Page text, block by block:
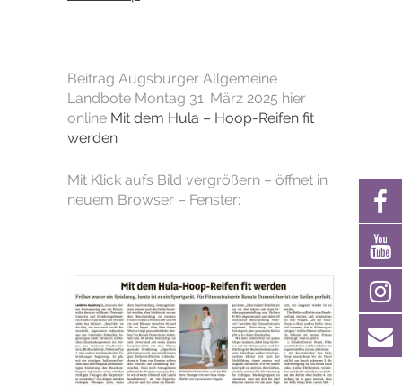
Beitrag Augsburger Allgemeine
Landbote Montag 31. März 2025 hier
online Mit dem Hula – Hoop-Reifen fit
werden
Mit Klick aufs Bild vergrößern – öffnet in
neuem Browser – Fenster: